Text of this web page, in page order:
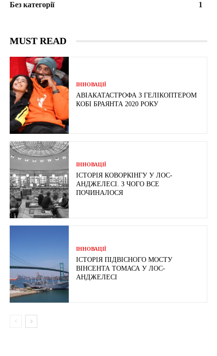
Без категорії
1
MUST READ
ІННОВАЦІЇ
АВІАКАТАСТРОФА З ГЕЛІКОПТЕРОМ
КОБІ БРАЯНТА 2020 РОКУ
ІННОВАЦІЇ
ІСТОРІЯ КОВОРКІНГУ У ЛОС-
АНДЖЕЛЕСІ. З ЧОГО ВСЕ
ПОЧИНАЛОСЯ
ІННОВАЦІЇ
ІСТОРІЯ ПІДВІСНОГО МОСТУ
ВІНСЕНТА ТОМАСА У ЛОС-
АНДЖЕЛЕСІ